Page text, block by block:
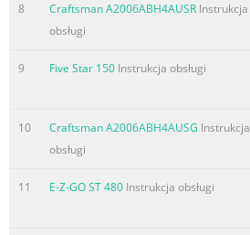
8 Craftsman A2006ABH4AUSR Instrukcja
obsługi
9 Five Star 150 Instrukcja obsługi
10 Craftsman A2006ABH4AUSG Instrukcja
obsługi
11 E-Z-GO ST 480 Instrukcja obsługi